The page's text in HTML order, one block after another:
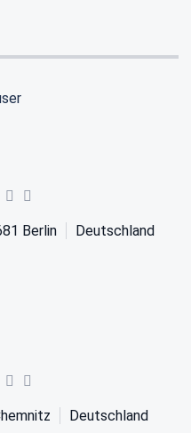
Berlin Deutschland
Deutschland